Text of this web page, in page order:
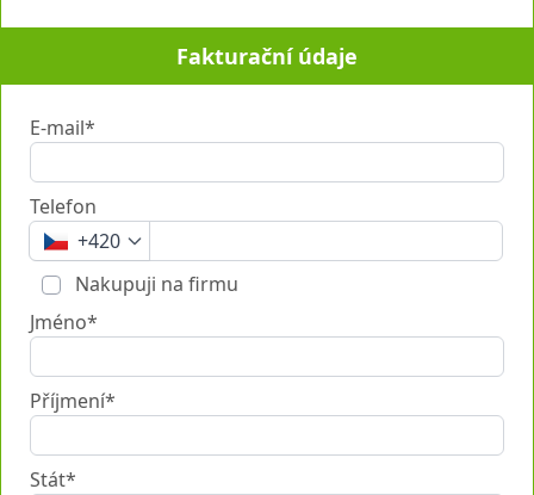
Fakturační údaje
E-mail*
Telefon
+420
Nakupuji na firmu
Jméno*
Příjmení*
Stát*